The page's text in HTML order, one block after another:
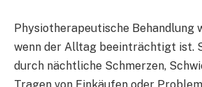
Physiotherapeutische Behandlung
wenn der Alltag beeinträchtigt ist.
durch nächtliche Schmerzen,